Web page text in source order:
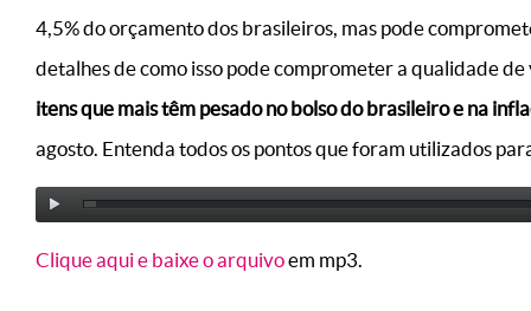
4,5% do orçamento dos brasileiros, mas pode
detalhes de como isso pode comprometer a qualidade
itens que mais têm pesado no bolso do brasileiro e na
agosto. Entenda todos os pontos que foram utilizados
Clique aqui e baixe o arquivoem mp3.